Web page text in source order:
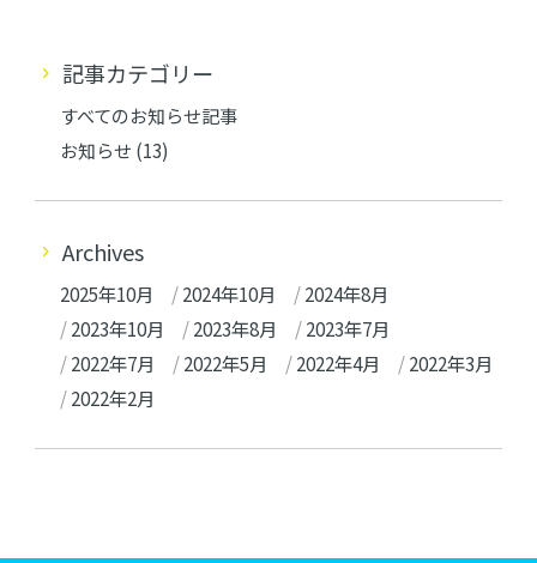
記事カテゴリー
すべてのお知らせ記事
お知らせ (13)
Archives
2025年10月 2024年10月
2024年8月
2023年10月
2023年8月
2023年7月
2022年7月
2022年5月 2022年4月
2022年3月
2022年2月